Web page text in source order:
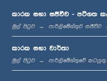
ගරු එස්. සී.
කාරක සභා සජීවීව - පටිගත
මුල් පිටුව පාර්ලිමේන්තුව සජීවීව
කාරක සභා වාර්තා
මුල් පිටුව පාර්ලිමේන්තුවේ කටයුතු